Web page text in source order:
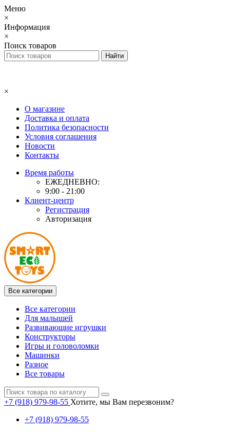
Меню
×
Информация
×
Поиск товаров
×
О магазине
Доставка и оплата
Политика безопасности
Условия соглашения
Новости
Контакты
Время работы
ЕЖЕДНЕВНО:
9:00 - 21:00
Клиент-центр
Регистрация
Авторизация
Все категории
Все категории
Для малышей
Развивающие игрушки
Конструкторы
Игры и головоломки
Машинки
Разное
Все товары
+7 (918) 979-98-55 Хотите, мы Вам перезвоним?
+7 (918) 979-98-55